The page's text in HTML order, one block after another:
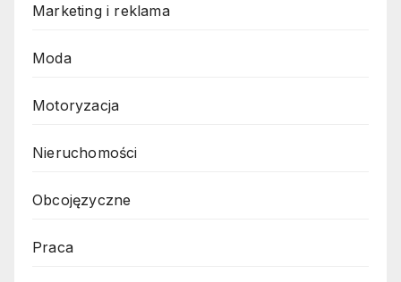
Marketing i reklama
Moda
Motoryzacja
Nieruchomości
Obcojęzyczne
Praca